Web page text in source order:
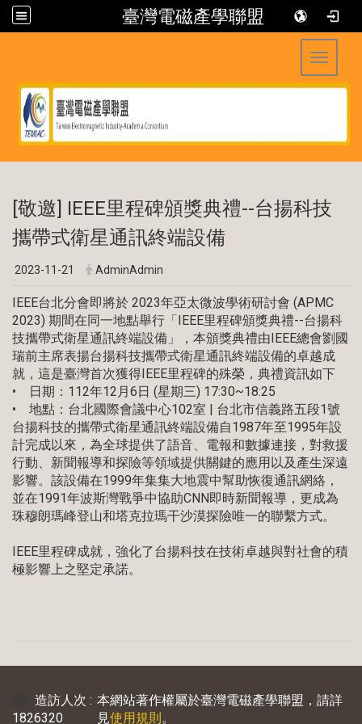
臺灣電磁產學聯盟
Toggle
[敬邀] IEEE里程碑頒獎典禮--台揚科技
攜帶式衛星通訊終端設備
2023-11-21 AdminAdmin
IEEE台北分會即將於 2023年亞太微波學術研討會 (APMC
2023) 期間在同一地點舉行「IEEE里程碑頒獎典禮--台揚科
技攜帶式衛星通訊終端設備」，本頒獎典禮由IEEE總會劉國
瑞前主席表揚台揚科技攜帶式衛星通訊終端設備的卓越成
就，這是臺灣首次獲得IEEE里程碑的殊榮，典禮資訊如下
• 日期：112年12月6日 (星期三) 17:30~18:25
• 地點：台北國際會議中心102室 | 台北市信義路五段1號
台揚科技的攜帶式衛星通訊終端設備自1987年至1995年設
計完成以來，為全球提供了語音、電報和數據連接，對救援
行動、新聞報導和探險等領域提供關鍵的應用以及產生深遠
影響。該設備在1999年集集大地震中幫助恢復通訊網絡，
並在1991年波斯灣戰爭中協助CNN即時新聞報導，更成為
珠穆朗瑪峰登山和塔克拉瑪干沙漠探險唯一的聯繫方式。
IEEE里程碑成就，強化了台揚科技在技術卓越與對社會的積
極影響上之堅定承諾。
本網站著作權屬於臺灣電磁產學聯盟，請詳
見使用規則 。
造訪人次 :
1826320